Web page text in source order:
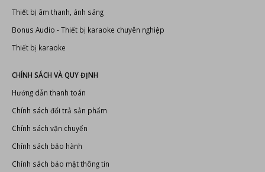
Thiết bị âm thanh, ánh sáng
Bonus Audio -Thiết bị karaoke chuyên nghiệp
Thiết bị karaoke
CHÍNH SÁCH VÀ QUY ĐỊNH
Hướng dẫn thanh toán
Chính sách đổi trả sản phẩm
Chính sách vận chuyển
Chính sách bảo hành
Chính sách bảo mật thông tin